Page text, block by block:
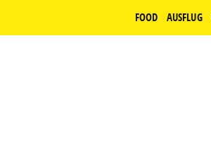
FOOD AUSFLUG